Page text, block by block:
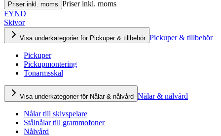
Priser inkl. moms Priser inkl. moms
FYND
Skivor
Visa underkategorier för Pickuper & tillbehör Pickuper & tillbehör
Pickuper
Pickupmontering
Tonarmsskal
Visa underkategorier för Nålar & nålvård Nålar & nålvård
Nålar till skivspelare
Stålnålar till grammofoner
Nålvård